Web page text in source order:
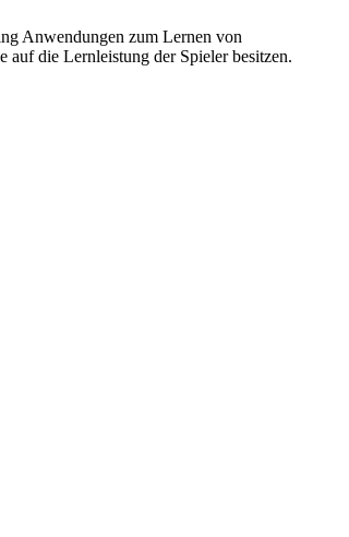
Anwendungen zum Lernen von
die Lernleistung der Spieler besitzen.